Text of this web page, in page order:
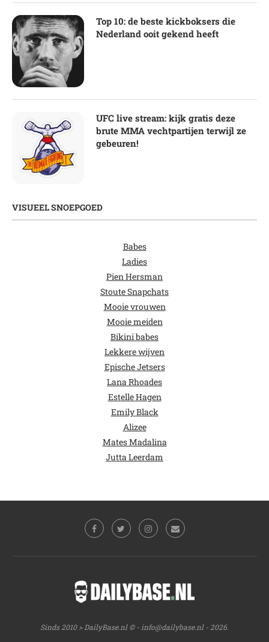
Top 10: de beste kickboksers die
Nederland ooit gekend heeft
UFC live stream: kijk gratis deze
brute MMA vechtpartijen terwijl ze
gebeuren!
VISUEEL SNOEPGOED
Babes
Ladies
Pien Hersman
Stoute Snapchats
Mooie vrouwen
Mooie meiden
Bikini babes
Lekkere wijven
Epische Jetsers
Lana Rhoades
Estelle Hagen
Emily Black
Alizee
Mates Madalina
Jutta Leerdam
Sinds 2010 > DailyBase.nl © - info@dailybase.nl- 2026.